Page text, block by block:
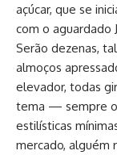
açúcar, que se
com o aguardado
Serão dezenas,
almoços
elevador, todas
tema — sempre
estilísticas
mercado, alguém